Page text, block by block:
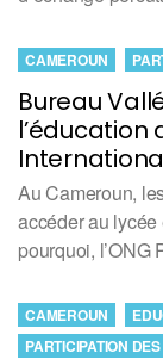
Bureau
l’éducation
CAMEROUN
Au Cameroun,
accéder au lycée
pourquoi, l’ONG
CAMEROUN
PARTICIPATION